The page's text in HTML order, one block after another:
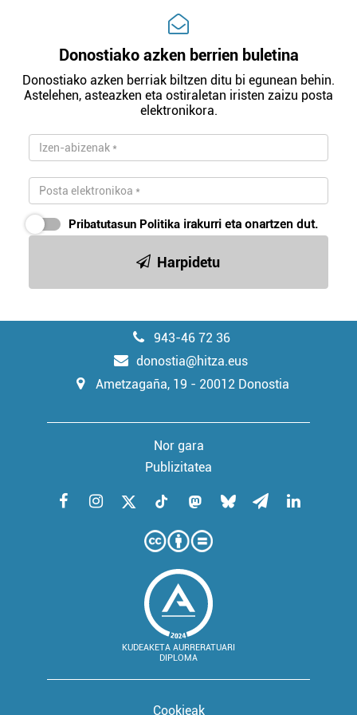
Donostiako azken berrien buletina
Donostiako azken berriak biltzen ditu bi egunean behin.
Astelehen, asteazken eta ostiraletan iristen zaizu posta
elektronikora.
Pribatutasun Politika irakurri eta onartzen dut.
Harpidetu
943-46 72 36
donostia@hitza.eus
Ametzagaña, 19 - 20012 Donostia
Nor gara
Publizitatea
KUDEAKETA AURRERATUARI
DIPLOMA
Cookieak